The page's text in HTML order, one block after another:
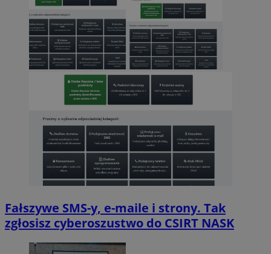
Fałszywe SMS-y, e-maile i strony. Tak
zgłosisz cyberoszustwo do CSIRT NASK